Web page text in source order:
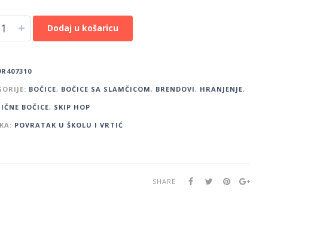
+ Dodaj u košaricu
BOČICE, BOČICE SA SLAMČICOM, BRENDOVI, HRANJENJE,
BOČICE, SKIP HOP
POVRATAK U ŠKOLU I VRTIĆ
SHARE